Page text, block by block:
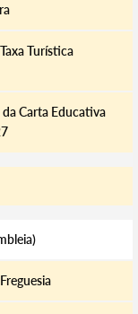
Turística
Carta Educativa